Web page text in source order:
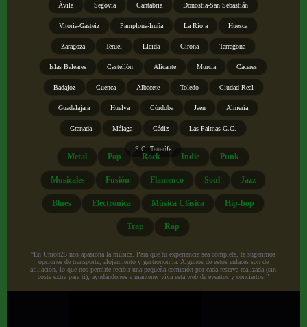
Ávila Segovia Cantabria Donostia-San Sebastián
Vitoria-Gasteiz Pamplona-Iruña La Rioja Huesca
Zaragoza Teruel Lleida Girona Tarragona
Islas Baleares Castellón Alicante Murcia Cáceres
Badajoz Cuenca Albacete Toledo Ciudad Real
Guadalajara Huelva Córdoba Jaén Almería
Granada Málaga Cádiz Las Palmas G.C.
S.C. Tenerife
Metal Pop Rock Indie Punk
Musicales Fusión Flamenco Soul Jazz
Blues Electrónica Música Clásica Hip-hop
Trap Rap
“En Union25 nos apasiona la música. Para que tu experiencia sea completa, te sugerimos
opciones de transporte, alojamiento y gastronomía. Algunos de estos enlaces son de
afiliación, lo que nos permite recibir una pequeña comisión por cada reserva realizada (sin
coste extra para ti), ayudándonos a mantener viva esta web de eventos y conciertos.”